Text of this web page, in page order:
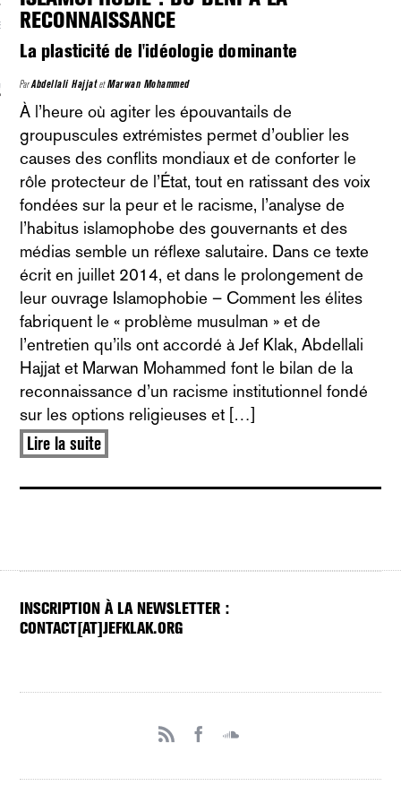
VAGUES
politique et critique de la technologie
RECONNAISSANCE
La plasticité de l'idéologie dominante
ParAbdellali HajjatetMarwan Mohammed
À l’heure où agiter les épouvantails de
groupuscules extrémistes permet d’oublier les
causes des conflits mondiaux et de conforter le
rôle protecteur de l’État, tout en ratissant des voix
fondées sur la peur et le racisme, l’analyse de
l’habitus islamophobe des gouvernants et des
médias semble un réflexe salutaire. Dans ce texte
écrit en juillet 2014, et dans le prolongement de
leur ouvrage Islamophobie – Comment les élites
fabriquent le « problème musulman » et de
l’entretien qu’ils ont accordé à Jef Klak, Abdellali
Hajjat et Marwan Mohammed font le bilan de la
reconnaissance d’un racisme institutionnel fondé
sur les options religieuses et […]
Lire la suite
INSCRIPTION À LA NEWSLETTER :
CONTACT[AT]JEFKLAK.ORG